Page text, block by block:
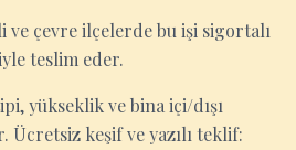
ve çevre ilçelerde bu işi sigortalı
teslim eder.
yükseklik ve bina içi/dışı
keşif ve yazılı teklif: